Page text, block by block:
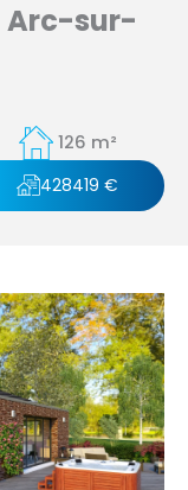
Arc-sur-
126 m²
428419 €